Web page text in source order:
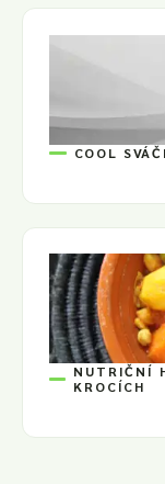
COOL
NUTRIČNÍ
KROCÍCH